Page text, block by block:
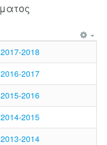
2018
2017
2016
2015
2014